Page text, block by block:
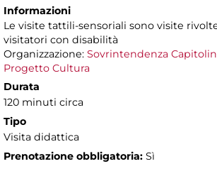
Informazioni
Le visite tattili-sensoriali sono visite
visitatori con disabilità
Organizzazione: Sovrintendenza
Progetto Cultura
Durata
120 minuti circa
Tipo
Visita didattica
Prenotazione obbligatoria: Sì